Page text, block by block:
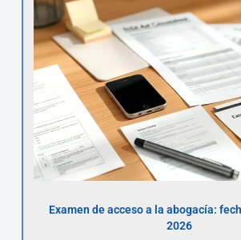
Examen de acceso a la abogacía:
2026